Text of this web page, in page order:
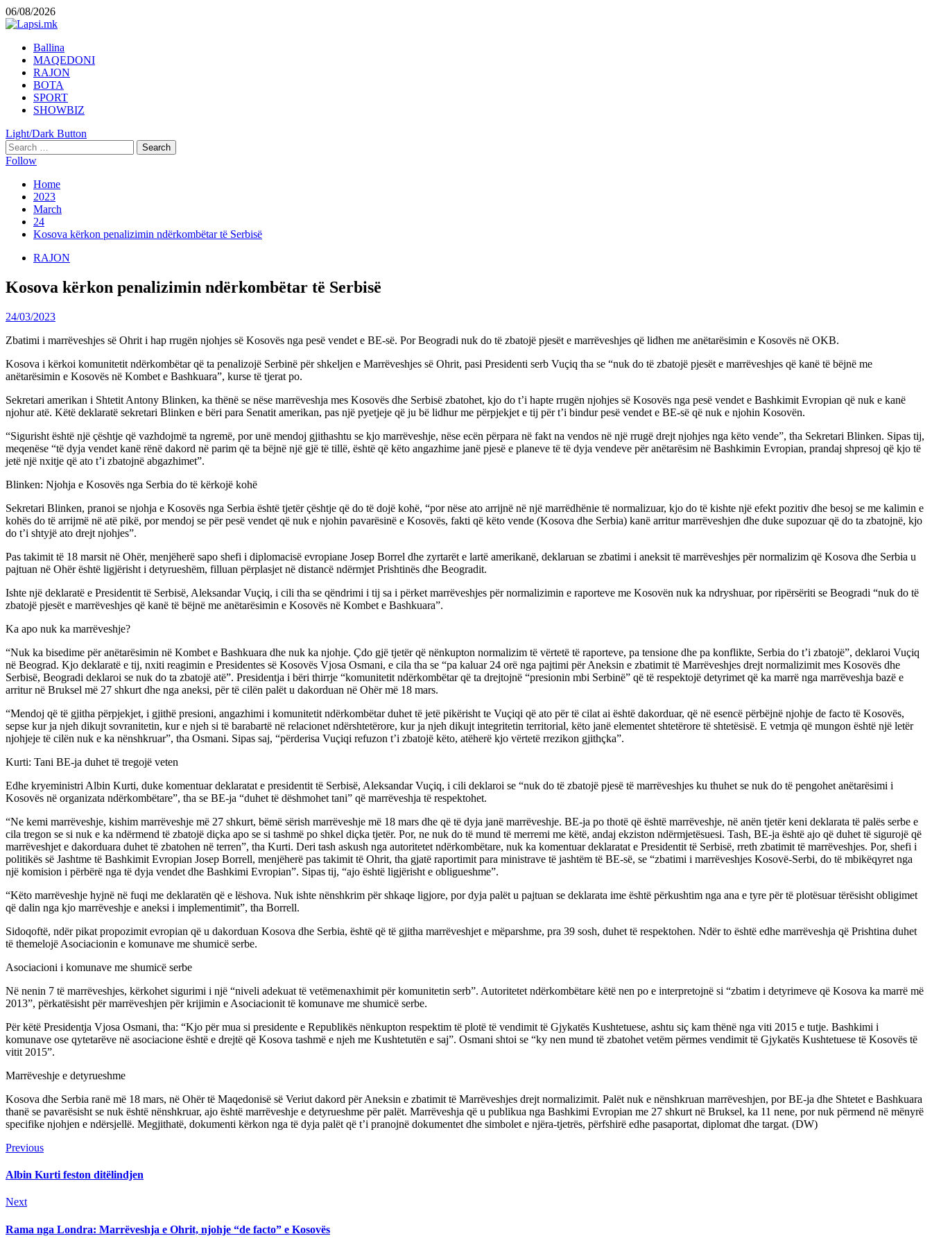
Skip
to
06/08/2026
Primary
Menu
Ballina
MAQEDONI
RAJON
BOTA
SPORT
SHOWBIZ
Light/Dark Button
Search
for:
Follow
Home
2023
March
24
Kosova kërkon penalizimin ndërkombëtar të Serbisë
RAJON
Kosova kërkon penalizimin ndërkombëtar të Serbisë
24/03/2023
Zbatimi i marrëveshjes së Ohrit i hap rrugën njohjes së Kosovës nga pesë vendet e BE-së. Por Beogradi nuk do të zbatojë pjesët e marrëveshjes që lidhen me anëtarësimin e Kosovës në OKB.
Kosova i kërkoi komunitetit ndërkombëtar që ta penalizojë Serbinë për shkeljen e Marrëveshjes së Ohrit, pasi Presidenti serb Vuçiq tha se “nuk do të zbatojë pjesët e marrëveshjes që kanë të bëjnë me
anëtarësimin e Kosovës në Kombet e Bashkuara”, kurse të tjerat po.
Sekretari amerikan i Shtetit Antony Blinken, ka thënë se nëse marrëveshja mes Kosovës dhe Serbisë zbatohet, kjo do t’i hapte rrugën njohjes së Kosovës nga pesë vendet e Bashkimit Evropian që nuk e kanë
njohur atë. Këtë deklaratë sekretari Blinken e bëri para Senatit amerikan, pas një pyetjeje që ju bë lidhur me përpjekjet e tij për t’i bindur pesë vendet e BE-së që nuk e njohin Kosovën.
“Sigurisht është një çështje që vazhdojmë ta ngremë, por unë mendoj gjithashtu se kjo marrëveshje, nëse ecën përpara në fakt na vendos në një rrugë drejt njohjes nga këto vende”, tha Sekretari Blinken. Sipas tij,
meqenëse “të dyja vendet kanë rënë dakord në parim që ta bëjnë një gjë të tillë, është që këto angazhime janë pjesë e planeve të të dyja vendeve për anëtarësim në Bashkimin Evropian, prandaj shpresoj që kjo të
jetë një nxitje që ato t’i zbatojnë abgazhimet”.
Blinken: Njohja e Kosovës nga Serbia do të kërkojë kohë
Sekretari Blinken, pranoi se njohja e Kosovës nga Serbia është tjetër çështje që do të dojë kohë, “por nëse ato arrijnë në një marrëdhënie të normalizuar, kjo do të kishte një efekt pozitiv dhe besoj se me kalimin e
kohës do të arrijmë në atë pikë, por mendoj se për pesë vendet që nuk e njohin pavarësinë e Kosovës, fakti që këto vende (Kosova dhe Serbia) kanë arritur marrëveshjen dhe duke supozuar që do ta zbatojnë, kjo
do t’i shtyjë ato drejt njohjes”.
Pas takimit të 18 marsit në Ohër, menjëherë sapo shefi i diplomacisë evropiane Josep Borrel dhe zyrtarët e lartë amerikanë, deklaruan se zbatimi i aneksit të marrëveshjes për normalizim që Kosova dhe Serbia u
pajtuan në Ohër është ligjërisht i detyrueshëm, filluan përplasjet në distancë ndërmjet Prishtinës dhe Beogradit.
Ishte një deklaratë e Presidentit të Serbisë, Aleksandar Vuçiq, i cili tha se qëndrimi i tij sa i përket marrëveshjes për normalizimin e raporteve me Kosovën nuk ka ndryshuar, por ripërsëriti se Beogradi “nuk do të
zbatojë pjesët e marrëveshjes që kanë të bëjnë me anëtarësimin e Kosovës në Kombet e Bashkuara”.
Ka apo nuk ka marrëveshje?
“Nuk ka bisedime për anëtarësimin në Kombet e Bashkuara dhe nuk ka njohje. Çdo gjë tjetër që nënkupton normalizim të vërtetë të raporteve, pa tensione dhe pa konflikte, Serbia do t’i zbatojë”, deklaroi Vuçiq
në Beograd. Kjo deklaratë e tij, nxiti reagimin e Presidentes së Kosovës Vjosa Osmani, e cila tha se “pa kaluar 24 orë nga pajtimi për Aneksin e zbatimit të Marrëveshjes drejt normalizimit mes Kosovës dhe
Serbisë, Beogradi deklaroi se nuk do ta zbatojë atë”. Presidentja i bëri thirrje “komunitetit ndërkombëtar që ta drejtojnë “presionin mbi Serbinë” që të respektojë detyrimet që ka marrë nga marrëveshja bazë e
arritur në Bruksel më 27 shkurt dhe nga aneksi, për të cilën palët u dakorduan në Ohër më 18 mars.
“Mendoj që të gjitha përpjekjet, i gjithë presioni, angazhimi i komunitetit ndërkombëtar duhet të jetë pikërisht te Vuçiqi që ato për të cilat ai është dakorduar, që në esencë përbëjnë njohje de facto të Kosovës,
sepse kur ja njeh dikujt sovranitetin, kur e njeh si të barabartë në relacionet ndërshtetërore, kur ja njeh dikujt integritetin territorial, këto janë elementet shtetërore të shtetësisë. E vetmja që mungon është një letër
njohjeje të cilën nuk e ka nënshkruar”, tha Osmani. Sipas saj, “përderisa Vuçiqi refuzon t’i zbatojë këto, atëherë kjo vërtetë rrezikon gjithçka”.
Kurti: Tani BE-ja duhet të tregojë veten
Edhe kryeministri Albin Kurti, duke komentuar deklaratat e presidentit të Serbisë, Aleksandar Vuçiq, i cili deklaroi se “nuk do të zbatojë pjesë të marrëveshjes ku thuhet se nuk do të pengohet anëtarësimi i
Kosovës në organizata ndërkombëtare”, tha se BE-ja “duhet të dëshmohet tani” që marrëveshja të respektohet.
“Ne kemi marrëveshje, kishim marrëveshje më 27 shkurt, bëmë sërish marrëveshje më 18 mars dhe që të dyja janë marrëveshje. BE-ja po thotë që është marrëveshje, në anën tjetër keni deklarata të palës serbe e
cila tregon se si nuk e ka ndërmend të zbatojë diçka apo se si tashmë po shkel diçka tjetër. Por, ne nuk do të mund të merremi me këtë, andaj ekziston ndërmjetësuesi. Tash, BE-ja është ajo që duhet të sigurojë që
marrëveshjet e dakorduara duhet të zbatohen në terren”, tha Kurti. Deri tash askush nga autoritetet ndërkombëtare, nuk ka komentuar deklaratat e Presidentit të Serbisë, rreth zbatimit të marrëveshjes. Por, shefi i
politikës së Jashtme të Bashkimit Evropian Josep Borrell, menjëherë pas takimit të Ohrit, tha gjatë raportimit para ministrave të jashtëm të BE-së, se “zbatimi i marrëveshjes Kosovë-Serbi, do të mbikëqyret nga
një komision i përbërë nga të dyja vendet dhe Bashkimi Evropian”. Sipas tij, “ajo është ligjërisht e obligueshme”.
“Këto marrëveshje hyjnë në fuqi me deklaratën që e lëshova. Nuk ishte nënshkrim për shkaqe ligjore, por dyja palët u pajtuan se deklarata ime është përkushtim nga ana e tyre për të plotësuar tërësisht obligimet
që dalin nga kjo marrëveshje e aneksi i implementimit”, tha Borrell.
Sidoqoftë, ndër pikat propozimit evropian që u dakorduan Kosova dhe Serbia, është që të gjitha marrëveshjet e mëparshme, pra 39 sosh, duhet të respektohen. Ndër to është edhe marrëveshja që Prishtina duhet
të themelojë Asociacionin e komunave me shumicë serbe.
Asociacioni i komunave me shumicë serbe
Në nenin 7 të marrëveshjes, kërkohet sigurimi i një “niveli adekuat të vetëmenaxhimit për komunitetin serb”. Autoritetet ndërkombëtare këtë nen po e interpretojnë si “zbatim i detyrimeve që Kosova ka marrë më
2013”, përkatësisht për marrëveshjen për krijimin e Asociacionit të komunave me shumicë serbe.
Për këtë Presidentja Vjosa Osmani, tha: “Kjo për mua si presidente e Republikës nënkupton respektim të plotë të vendimit të Gjykatës Kushtetuese, ashtu siç kam thënë nga viti 2015 e tutje. Bashkimi i
komunave ose qytetarëve në asociacione është e drejtë që Kosova tashmë e njeh me Kushtetutën e saj”. Osmani shtoi se “ky nen mund të zbatohet vetëm përmes vendimit të Gjykatës Kushtetuese të Kosovës të
vitit 2015”.
Marrëveshje e detyrueshme
Kosova dhe Serbia ranë më 18 mars, në Ohër të Maqedonisë së Veriut dakord për Aneksin e zbatimit të Marrëveshjes drejt normalizimit. Palët nuk e nënshkruan marrëveshjen, por BE-ja dhe Shtetet e Bashkuara
thanë se pavarësisht se nuk është nënshkruar, ajo është marrëveshje e detyrueshme për palët. Marrëveshja që u publikua nga Bashkimi Evropian me 27 shkurt në Bruksel, ka 11 nene, por nuk përmend në mënyrë
specifike njohjen e ndërsjellë. Megjithatë, dokumenti kërkon nga të dyja palët që t’i pranojnë dokumentet dhe simbolet e njëra-tjetrës, përfshirë edhe pasaportat, diplomat dhe targat. (DW)
Continue
Reading
PreviousPrevious
Albin Kurti feston ditëlindjen
NextNext
Rama nga Londra: Marrëveshja e Ohrit, njohje “de facto” e Kosovës